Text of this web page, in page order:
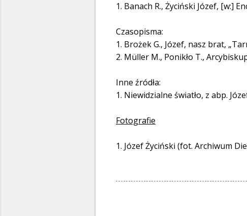
1. Banach R., Życiński Józef, [w:]
Czasopisma:
1. Brożek G., Józef, nasz brat,
2. Müller M., Ponikło T.,
Inne źródła:
1. Niewidzialne światło, z abp.
Fotografie
1. Józef Życiński (fot. Archiwum